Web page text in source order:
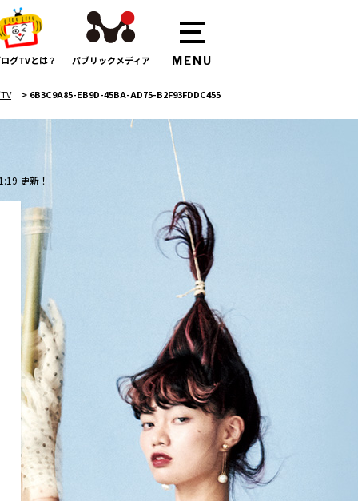
グTVとは？ パブリックメディア
> 6B3C9A85-EB9D-45BA-AD75-B2F93FDDC455
更新！